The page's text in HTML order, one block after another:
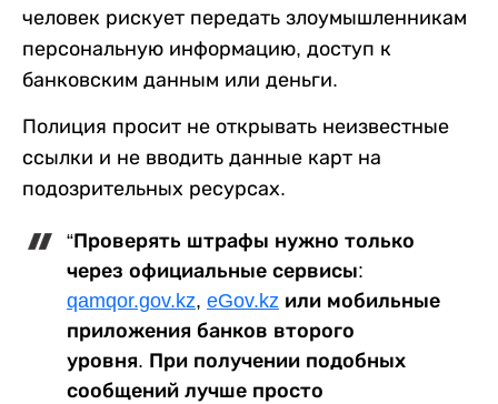
человек рискует передать злоумышленникам
персональную информацию, доступ к
банковским данным или деньги.
Полиция просит не открывать неизвестные
ссылки и не вводить данные карт на
подозрительных ресурсах.
“Проверять штрафы нужно только
через официальные сервисы:
qamqor.gov.kz, eGov.kz или мобильные
приложения банков второго
уровня. При получении подобных
сообщений лучше просто